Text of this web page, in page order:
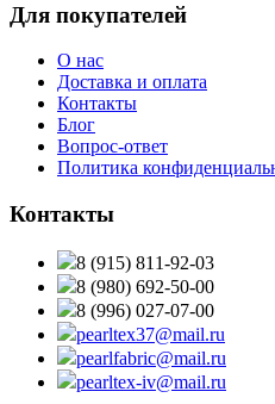
Для покупателей
О нас
Доставка и оплата
Контакты
Блог
Вопрос-ответ
Политика
Контакты
8 (915) 811-92-03
8 (980) 692-50-00
8 (996) 027-07-00
pearltex37@mail.ru
pearlfabric@mail.ru
pearltex-iv@mail.ru